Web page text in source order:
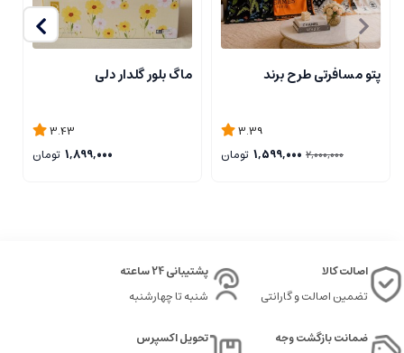
پتو مسافرتی طرح برند
3.39
2,000,000
1,599,000 تومان
ماگ بلور گلدار دلی
3.43
1,899,000 تومان
اصالت کالا
تضمین اصالت و گارانتی
پشتیبانی 24 ساعته
شنبه تا چهارشنبه
ضمانت بازگشت وجه
تحویل اکسپرس